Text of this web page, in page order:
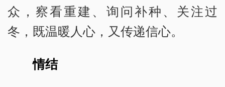
众，察看重建、询问补种、关注过
冬，既温暖人心，又传递信心。
情结